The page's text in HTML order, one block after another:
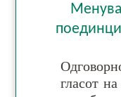
гла­сот